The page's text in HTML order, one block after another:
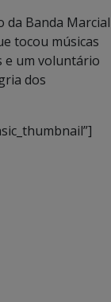
da Banda Marcial
tocou músicas
e um voluntário
dos